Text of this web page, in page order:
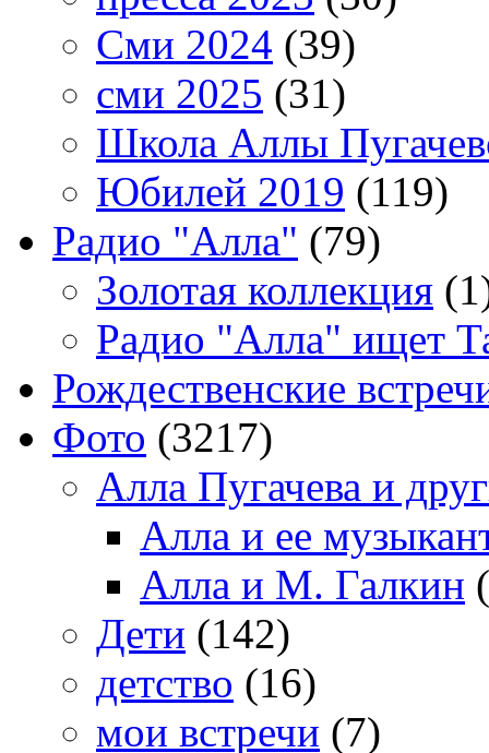
Сми 2024 (39)
сми 2025 (31)
Школа Аллы
Юбилей 2019 (119)
Радио "Алла" (79)
Золотая коллекция
Радио "Алла" ищет
Рождественские
Фото (3217)
Алла Пугачева и
Алла и ее
Алла и М. Галкин
Дети (142)
детство (16)
мои встречи (7)